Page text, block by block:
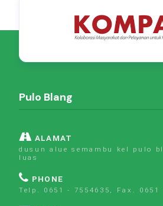
Pulo Blang
ALAMAT
dusun alue semambu kel pulo
luas
PHONE
Telp. 0651 - 7554635, Fax. 0651